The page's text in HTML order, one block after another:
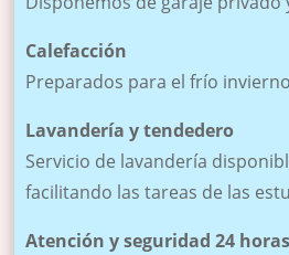
Calefacción
Preparados para el frío
Lavandería y tendedero
Servicio de lavandería
facilitando las tareas de las
Atención y seguridad 24 horas